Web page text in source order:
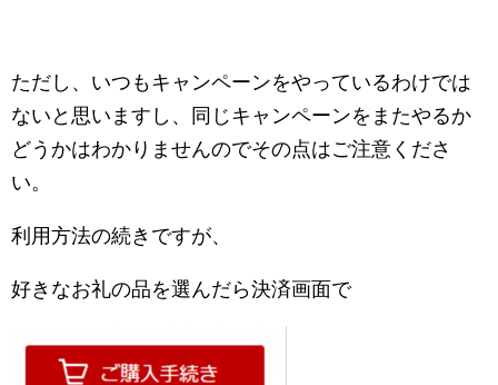
ただし、いつもキャンペーンをやっているわけでは
ないと思いますし、同じキャンペーンをまたやるか
どうかはわかりませんのでその点はご注意くださ
い。
利用方法の続きですが、
好きなお礼の品を選んだら決済画面で